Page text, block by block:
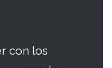
con los